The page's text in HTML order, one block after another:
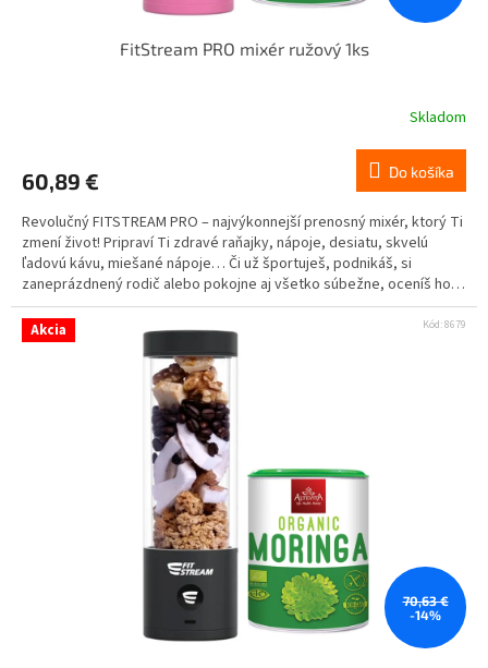
FitStream PRO mixér ružový 1ks
Skladom
60,89 € Do košíka
Revolučný FITSTREAM PRO – najvýkonnejší prenosný mixér, ktorý Ti
zmení život! Pripraví Ti zdravé raňajky, nápoje, desiatu, skvelú
ľadovú kávu, miešané nápoje… Či už športuješ, podnikáš, si
zaneprázdnený rodič alebo pokojne aj všetko súbežne, oceníš ho
nielen ty, ale aj tvoje okolie.
Akcia
70,63 €
-14%
Kód:8679